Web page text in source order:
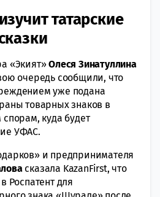
татарские
«Экият»Олеся Зинатуллина
очередь сообщили, что
уже подана
товарных знаков в
куда будет
УФАС.
и предпринимателя
сказала KazanFirst, что
Роспатент для